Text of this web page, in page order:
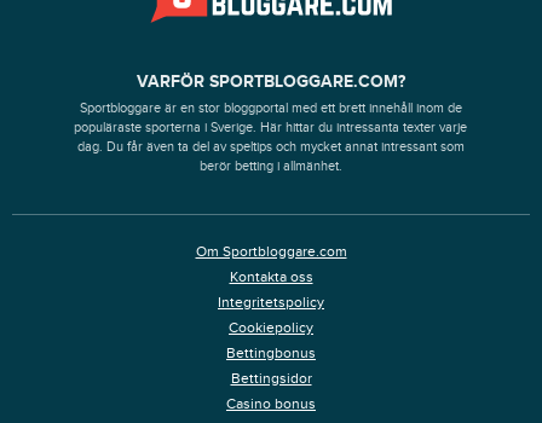
VARFÖR SPORTBLOGGARE.COM?
Sportbloggare är en stor bloggportal med ett brett innehåll inom de
populäraste sporterna i Sverige. Här hittar du intressanta texter varje
dag. Du får även ta del av speltips och mycket annat intressant som
berör betting i allmänhet.
Om Sportbloggare.com
Kontakta oss
Integritetspolicy
Cookiepolicy
Bettingbonus
Bettingsidor
Casino bonus